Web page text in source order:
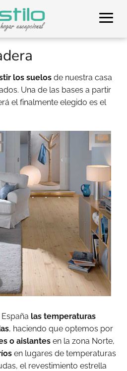
los suelos de nuestra casa
Una de las bases a partir
el finalmente elegido es el
las temperaturas
, haciendo que optemos por
o aislantes en la zona Norte,
en lugares de temperaturas
el revestimiento estrella